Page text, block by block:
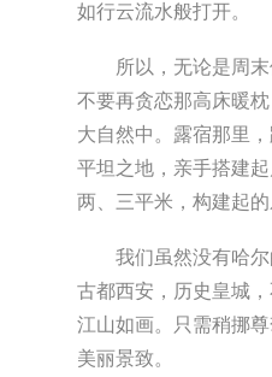
如行云流水般打开。
所以，无论是周
不要再贪恋那高床暖
大自然中。露宿那里
平坦之地，亲手搭建
两、三平米，构建起的
我们虽然没有哈
古都西安，历史皇城
江山如画。只需稍挪
美丽景致。